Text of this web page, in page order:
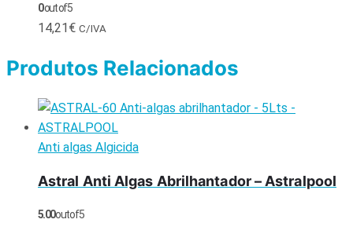
0out of 5
14,21€ C/IVA
Produtos Relacionados
Anti algas Algicida
Astral Anti Algas Abrilhantador – Astralpool
5.00out of 5